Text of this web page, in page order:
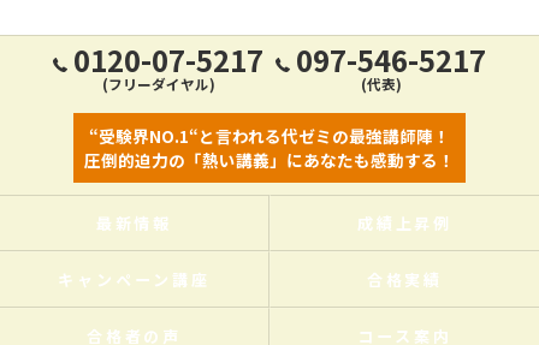
0120-07-5217
(フリーダイヤル)
097-546-5217
(代表)
“受験界NO.1“と言われる代ゼミの最強講師陣！
圧倒的迫力の「熱い講義」にあなたも感動する！
最新情報 成績上昇例
キャンペーン講座 合格実績
合格者の声 コース案内